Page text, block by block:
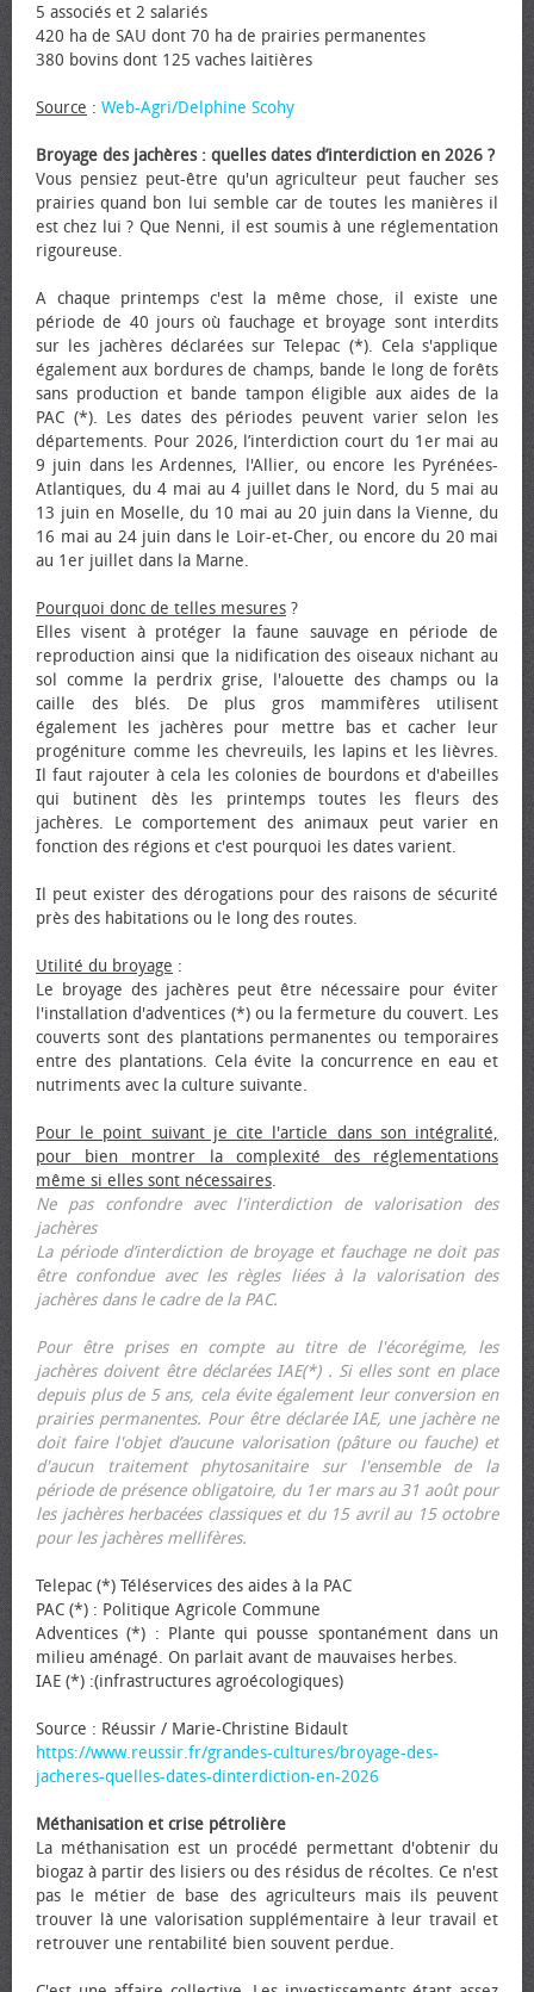
5 associés et 2 salariés
420 ha de SAU dont 70 ha de prairies permanentes
380 bovins dont 125 vaches laitières
Source : Web-Agri/Delphine Scohy
Broyage des jachères : quelles dates d’interdiction en 2026 ?
Vous pensiez peut-être qu'un agriculteur peut faucher ses
prairies quand bon lui semble car de toutes les manières il
est chez lui ? Que Nenni, il est soumis à une réglementation
rigoureuse.
A chaque printemps c'est la même chose, il existe une
période de 40 jours où fauchage et broyage sont interdits
sur les jachères déclarées sur Telepac (*). Cela s'applique
également aux bordures de champs, bande le long de forêts
sans production et bande tampon éligible aux aides de la
PAC (*). Les dates des périodes peuvent varier selon les
départements. Pour 2026, l’interdiction court du 1er mai au
9 juin dans les Ardennes, l'Allier, ou encore les Pyrénées-
Atlantiques, du 4 mai au 4 juillet dans le Nord, du 5 mai au
13 juin en Moselle, du 10 mai au 20 juin dans la Vienne, du
16 mai au 24 juin dans le Loir-et-Cher, ou encore du 20 mai
au 1er juillet dans la Marne.
Pourquoi donc de telles mesures ?
Elles visent à protéger la faune sauvage en période de
reproduction ainsi que la nidification des oiseaux nichant au
sol comme la perdrix grise, l'alouette des champs ou la
caille des blés. De plus gros mammifères utilisent
également les jachères pour mettre bas et cacher leur
progéniture comme les chevreuils, les lapins et les lièvres.
Il faut rajouter à cela les colonies de bourdons et d'abeilles
qui butinent dès les printemps toutes les fleurs des
jachères. Le comportement des animaux peut varier en
fonction des régions et c'est pourquoi les dates varient.
Il peut exister des dérogations pour des raisons de sécurité
près des habitations ou le long des routes.
Utilité du broyage :
Le broyage des jachères peut être nécessaire pour éviter
l'installation d'adventices (*) ou la fermeture du couvert. Les
couverts sont des plantations permanentes ou temporaires
entre des plantations. Cela évite la concurrence en eau et
nutriments avec la culture suivante.
Pour le point suivant je cite l'article dans son intégralité,
pour bien montrer la complexité des réglementations
même si elles sont nécessaires.
Ne pas confondre avec l'interdiction de valorisation des
jachères
La période d’interdiction de broyage et fauchage ne doit pas
être confondue avec les règles liées à la valorisation des
jachères dans le cadre de la PAC.
Pour être prises en compte au titre de l'écorégime, les
jachères doivent être déclarées IAE(*) . Si elles sont en place
depuis plus de 5 ans, cela évite également leur conversion en
prairies permanentes. Pour être déclarée IAE, une jachère ne
doit faire l'objet d’aucune valorisation (pâture ou fauche) et
d'aucun traitement phytosanitaire sur l'ensemble de la
période de présence obligatoire, du 1er mars au 31 août pour
les jachères herbacées classiques et du 15 avril au 15 octobre
pour les jachères mellifères.
Telepac (*) Téléservices des aides à la PAC
PAC (*) : Politique Agricole Commune
Adventices (*) : Plante qui pousse spontanément dans un
milieu aménagé. On parlait avant de mauvaises herbes.
IAE (*) :(infrastructures agroécologiques)
Source : Réussir / Marie-Christine Bidault
https://www.reussir.fr/grandes-cultures/broyage-des-
jacheres-quelles-dates-dinterdiction-en-2026
Méthanisation et crise pétrolière
La méthanisation est un procédé permettant d'obtenir du
biogaz à partir des lisiers ou des résidus de récoltes. Ce n'est
pas le métier de base des agriculteurs mais ils peuvent
trouver là une valorisation supplémentaire à leur travail et
retrouver une rentabilité bien souvent perdue.